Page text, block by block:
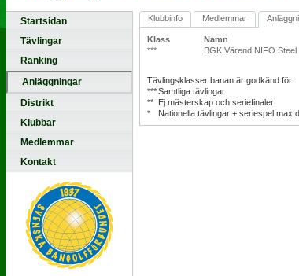
Startsidan
Tävlingar
Ranking
Anläggningar
Distrikt
Klubbar
Medlemmar
Kontakt
Klubbinfo Medlemmar
Klass Namn
***
BGK Värend NIFO Steel
Tävlingsklasser banan är godkänd för:
***Samtliga tävlingar
** Ej mästerskap och seriefinaler
*
Nationella tävlingar + seriespel max